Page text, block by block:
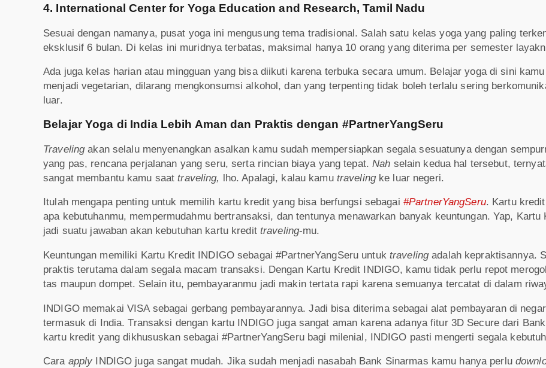
4. International Center for Yoga Education and Research, Tamil Nadu
Sesuai dengan namanya, pusat yoga ini mengusung tema tradisional. Salah satu kelas yoga yang paling
eksklusif 6 bulan. Di kelas ini muridnya terbatas, maksimal hanya 10 orang yang diterima per semester
Ada juga kelas harian atau mingguan yang bisa diikuti karena terbuka secara umum. Belajar yoga di sini
menjadi vegetarian, dilarang mengkonsumsi alkohol, dan yang terpenting tidak boleh terlalu sering
luar.
Belajar Yoga di India Lebih Aman dan Praktis dengan #PartnerYangSeru
Travelingakan selalu menyenangkan asalkan kamu sudah mempersiapkan segala sesuatunya dengan
yang pas, rencana perjalanan yang seru, serta rincian biaya yang tepat. Nah selain kedua hal tersebut,
sangat membantu kamu saattraveling, lho. Apalagi, kalau kamu traveling ke luar negeri.
Itulah mengapa penting untuk memilih kartu kredit yang bisa berfungsi sebagai #PartnerYangSeru. Kartu
apa kebutuhanmu, mempermudahmu bertransaksi, dan tentunya menawarkan banyak keuntungan. Yap,
jadi suatu jawaban akan kebutuhan kartu kredit traveling-mu.
Keuntungan memiliki Kartu Kredit INDIGO sebagai #PartnerYangSeru untuk travelingadalah kepraktisannya.
praktis terutama dalam segala macam transaksi. Dengan Kartu Kredit INDIGO, kamu tidak perlu repot
tas maupun dompet. Selain itu, pembayaranmu jadi makin tertata rapi karena semuanya tercatat di dalam
INDIGO memakai VISA sebagai gerbang pembayarannya. Jadi bisa diterima sebagai alat pembayaran di
termasuk di India. Transaksi dengan kartu INDIGO juga sangat aman karena adanya fitur 3D Secure dari
kartu kredit yang dikhususkan sebagai #PartnerYangSeru bagi milenial, INDIGO pasti mengerti segala
Cara apply INDIGO juga sangat mudah. Jika sudah menjadi nasabah Bank Sinarmas kamu hanya perlu